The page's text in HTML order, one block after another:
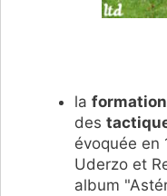
la
des
évoquée en
Uderzo et
album